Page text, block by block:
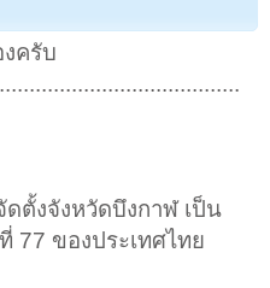
ครับ
ตั้งจังหวัดบึงกาฬ เป็น
77 ของประเทศไทย